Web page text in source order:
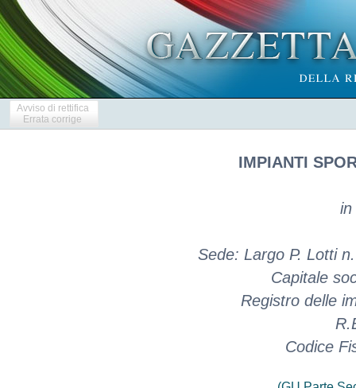
Avviso di rettifica
Errata corrige
IMPIANTI
in
Sede: Largo P. Lotti
Capitale
Registro delle
Codice